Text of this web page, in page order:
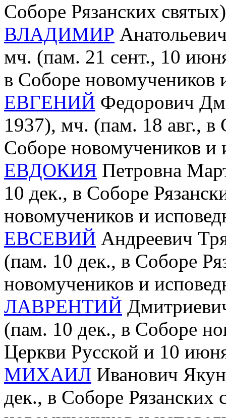
Соборе Рязанских святых)
ВЛАДИМИР
мч. (пам. 21 сент., 10
в Соборе новомучеников
ЕВГЕНИЙ Федорович
1937), мч. (пам. 18 авг., в
Соборе новомучеников и
ЕВДОКИЯ Петровна
10 дек., в Соборе
новомучеников и
ЕВСЕВИЙ Андреевич
(пам. 10 дек., в Соборе
новомучеников и
ЛАВРЕНТИЙ
(пам. 10 дек., в Соборе
Церкви Русской и 10
МИХАИЛ Иванович
дек., в Соборе Рязанских